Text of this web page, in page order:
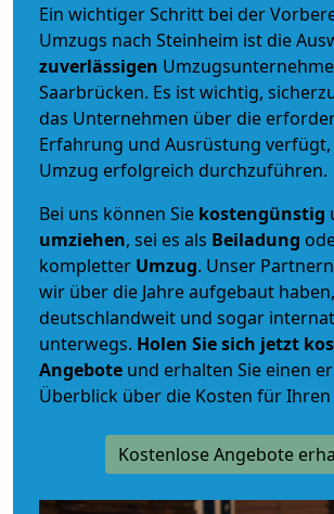
Ein wichtiger Schritt bei der
Umzugs nach Steinheim ist die
zuverlässigen
Saarbrücken. Es ist wichtig,
das Unternehmen über die
Erfahrung und Ausrüstung
Umzug erfolgreich durchzuführen.
Bei uns können Sie kostengünstig
umziehen, sei es als Beiladung
kompletter Umzug. Unser
wir über die Jahre aufgebaut
deutschlandweit und sogar
unterwegs. Holen Sie sich jetzt
Angebote und erhalten Sie einen
Überblick über die Kosten für Ihren
Kostenlose Angebote